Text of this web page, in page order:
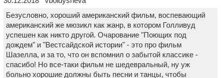
Безусловно, хороший американский фильм, воспевающий
американский же мюзикл как жанр, в котором Голливуд
успешен как никто другой. Очарование "Поющих под
дождем" и "Вестсайдской истории" - это про фильм
Шазелла, и за то, что он вспомнил о забытой классике -
спасибо! Но все-таки фильм не шедевральный, ну уж
больно хорошие должны быть песни и танцы, чтобы